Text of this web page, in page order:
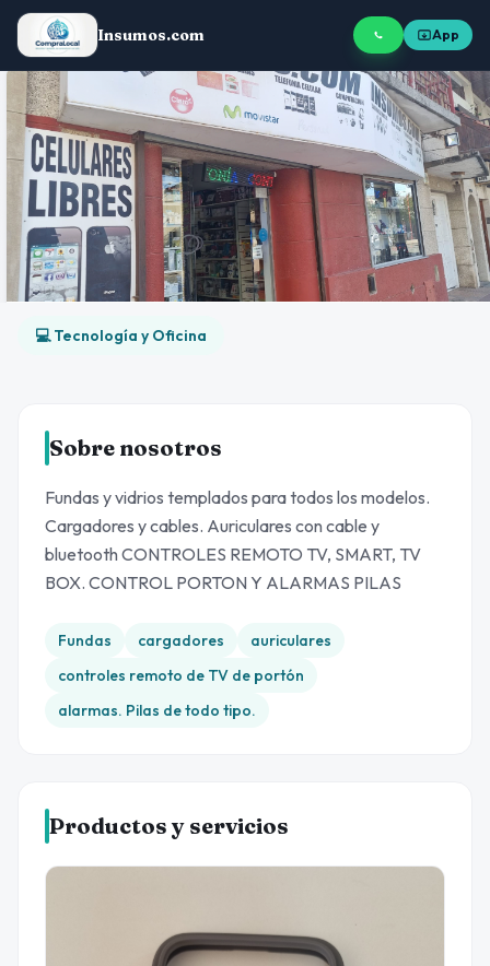
Insumos.com App
💻 Tecnología y Oficina
Sobre nosotros
Fundas y vidrios templados para todos los modelos.
Cargadores y cables. Auriculares con cable y
bluetooth CONTROLES REMOTO TV, SMART, TV
BOX. CONTROL PORTON Y ALARMAS PILAS
Fundas cargadores
auriculares
controles remoto de TV de portón
alarmas. Pilas de todo tipo.
Productos y servicios